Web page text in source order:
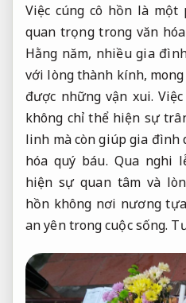
Việc cúng cô hồn là một
quan trọng trong văn
Hằng năm, nhiều gia
với lòng thành kính,
được những vận xui.
không chỉ thể hiện sự
linh mà còn giúp gia
hóa quý báu. Qua nghi
hiện sự quan tâm và
hồn không nơi nương
an yên trong cuộc sống.